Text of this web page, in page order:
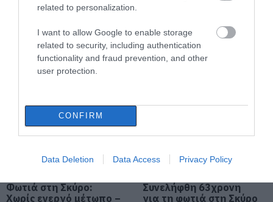
related to personalization.
I want to allow Google to enable storage
related to security, including authentication
functionality and fraud prevention, and other
user protection.
CONFIRM
Data Deletion Data Access Privacy Policy
06.08.2026 | 21:20
Νεότερα για τη Φωτιά στη Σκύρο:
Κινδύνευσε κτηνοτροφική μονάδα
– Νέο βίντεο
06.08.2026 | 21:00
κατανάλωσης σύμφωνα με ειδικό
στο μικροβίωμα του εντέρου
06.08.2026 | 21:00
«Ανάσα» για τους αγρότες στην
έργο
Όλες οι τελευταίες ειδήσεις
ΠΕΡΙΣΣΟΤΕΡΑ ΑΠΟ ΕΙΔΗΣΕΙΣ ΕΥΒΟΙΑ
Φωτιά στη Σκύρο:
Χωρίς ενεργό μέτωπο –
Συνελήφθη 63χρονη
για τη φωτιά στη Σκύρο